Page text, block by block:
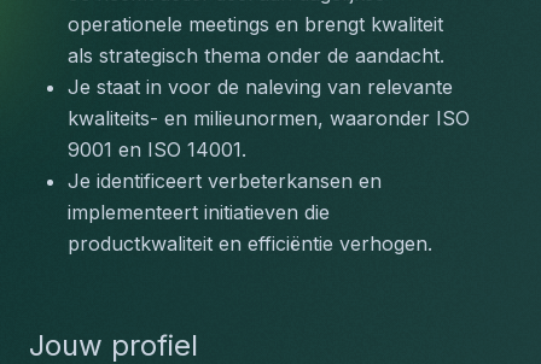
operationele meetings en brengt kwaliteit
als strategisch thema onder de aandacht.
Je staat in voor de naleving van relevante
kwaliteits- en milieunormen, waaronder ISO
9001 en ISO 14001.
Je identificeert verbeterkansen en
implementeert initiatieven die
productkwaliteit en efficiëntie verhogen.
Jouw profiel